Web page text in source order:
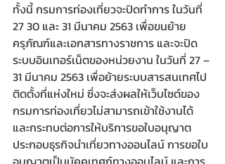
​ทั้งนี้ กรมการท่องเที่ยวจะปิดทำการ ในวันที่
27 30 และ 31 มีนาคม 2563 เพื่อขนย้าย
ครุภัณฑ์และเอกสารทางราชการ และจะปิด
ระบบอินเทอร์เน็ตของหน่วยงาน ในวันที่ 27 –
31 มีนาคม 2563 เพื่อย้ายระบบสารสนเทศไป
ติดตั้งที่แห่งใหม่ ซึ่งจะส่งผลให้เว็บไซต์ของ
กรมการท่องเที่ยวไม่สามารถเข้าใช้งานได้
และกระทบต่อการให้บริการขอใบอนุญาต
ประกอบธุรกิจนำเที่ยวทางออนไลน์ การขอใบ